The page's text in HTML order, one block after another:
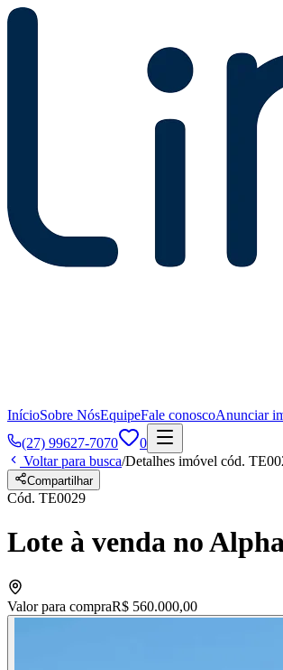
InícioSobre NósEquipeFale conoscoAnunciar
(27) 99627-7070
0
Voltar para busca/Detalhes imóvel cód.
Compartilhar
Cód. TE0029
Lote à venda no
Valor para compraR$ 560.000,00